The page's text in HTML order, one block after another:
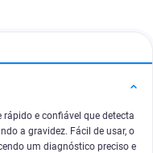
rápido e confiável que detecta
a gravidez. Fácil de usar, o
um diagnóstico preciso e